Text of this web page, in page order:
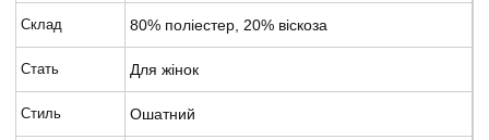
Склад 80% поліестер, 20% віскоза
Стать Для жінок
Стиль Ошатний